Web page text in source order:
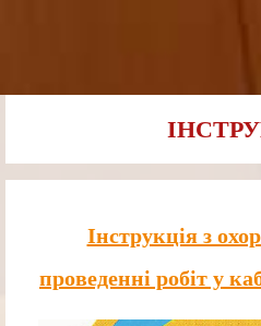
Інструкція з
проведенні робіт у